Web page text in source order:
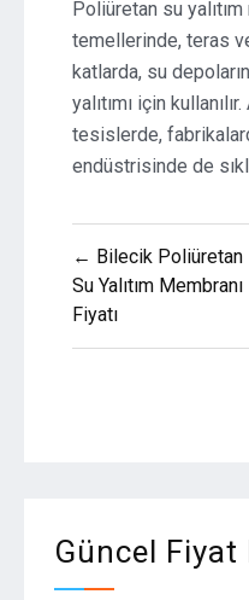
Poliüretan su yalıtım
temellerinde, teras
katlarda, su
yalıtımı için
tesislerde,
endüstrisinde de
Yazı
gezinmesi
← Bilecik Poliüretan
Su Yalıtım Membranı
Fiyatı
Güncel Fiyat